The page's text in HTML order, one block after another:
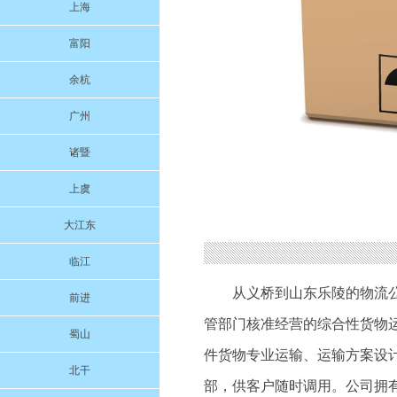
上海
富阳
余杭
广州
诸暨
上虞
大江东
临江
前进
蜀山
北干
从义桥到山东乐陵的物流
管部门核准经营的综合性货物
件货物专业运输、运输方案设
部，供客户随时调用。公司拥